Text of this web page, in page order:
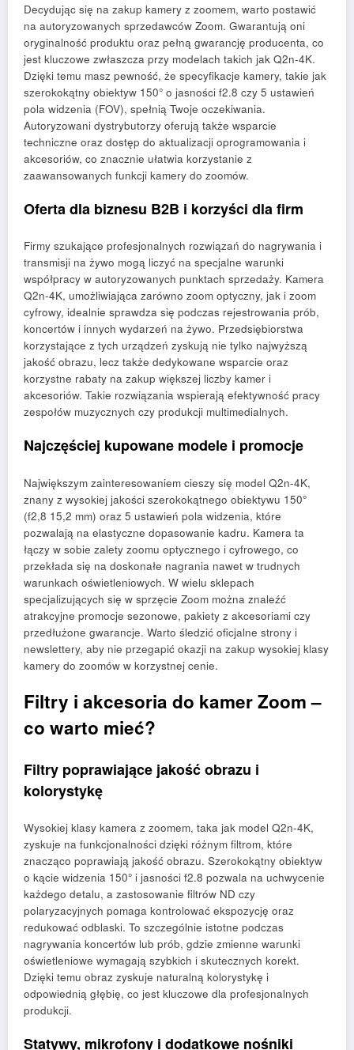
Decydując się na zakup kamery z zoomem, warto postawić
na autoryzowanych sprzedawców Zoom. Gwarantują oni
oryginalność produktu oraz pełną gwarancję producenta, co
jest kluczowe zwłaszcza przy modelach takich jak Q2n-4K.
Dzięki temu masz pewność, że specyfikacje kamery, takie jak
szerokokątny obiektyw 150° o jasności f2.8 czy 5 ustawień
pola widzenia (FOV), spełnią Twoje oczekiwania.
Autoryzowani dystrybutorzy oferują także wsparcie
techniczne oraz dostęp do aktualizacji oprogramowania i
akcesoriów, co znacznie ułatwia korzystanie z
zaawansowanych funkcji kamery do zoomów.
Oferta dla biznesu B2B i korzyści dla firm
Firmy szukające profesjonalnych rozwiązań do nagrywania i
transmisji na żywo mogą liczyć na specjalne warunki
współpracy w autoryzowanych punktach sprzedaży. Kamera
Q2n-4K, umożliwiająca zarówno zoom optyczny, jak i zoom
cyfrowy, idealnie sprawdza się podczas rejestrowania prób,
koncertów i innych wydarzeń na żywo. Przedsiębiorstwa
korzystające z tych urządzeń zyskują nie tylko najwyższą
jakość obrazu, lecz także dedykowane wsparcie oraz
korzystne rabaty na zakup większej liczby kamer i
akcesoriów. Takie rozwiązania wspierają efektywność pracy
zespołów muzycznych czy produkcji multimedialnych.
Najczęściej kupowane modele i promocje
Największym zainteresowaniem cieszy się model Q2n-4K,
znany z wysokiej jakości szerokokątnego obiektywu 150°
(f2,8 15,2 mm) oraz 5 ustawień pola widzenia, które
pozwalają na elastyczne dopasowanie kadru. Kamera ta
łączy w sobie zalety zoomu optycznego i cyfrowego, co
przekłada się na doskonałe nagrania nawet w trudnych
warunkach oświetleniowych. W wielu sklepach
specjalizujących się w sprzęcie Zoom można znaleźć
atrakcyjne promocje sezonowe, pakiety z akcesoriami czy
przedłużone gwarancje. Warto śledzić oficjalne strony i
newslettery, aby nie przegapić okazji na zakup wysokiej klasy
kamery do zoomów w korzystnej cenie.
Filtry i akcesoria do kamer Zoom –
co warto mieć?
Filtry poprawiające jakość obrazu i
kolorystykę
Wysokiej klasy kamera z zoomem, taka jak model Q2n-4K,
zyskuje na funkcjonalności dzięki różnym filtrom, które
znacząco poprawiają jakość obrazu. Szerokokątny obiektyw
o kącie widzenia 150° i jasności f2.8 pozwala na uchwycenie
każdego detalu, a zastosowanie filtrów ND czy
polaryzacyjnych pomaga kontrolować ekspozycję oraz
redukować odblaski. To szczególnie istotne podczas
nagrywania koncertów lub prób, gdzie zmienne warunki
oświetleniowe wymagają szybkich i skutecznych korekt.
Dzięki temu obraz zyskuje naturalną kolorystykę i
odpowiednią głębię, co jest kluczowe dla profesjonalnych
produkcji.
Statywy, mikrofony i dodatkowe nośniki